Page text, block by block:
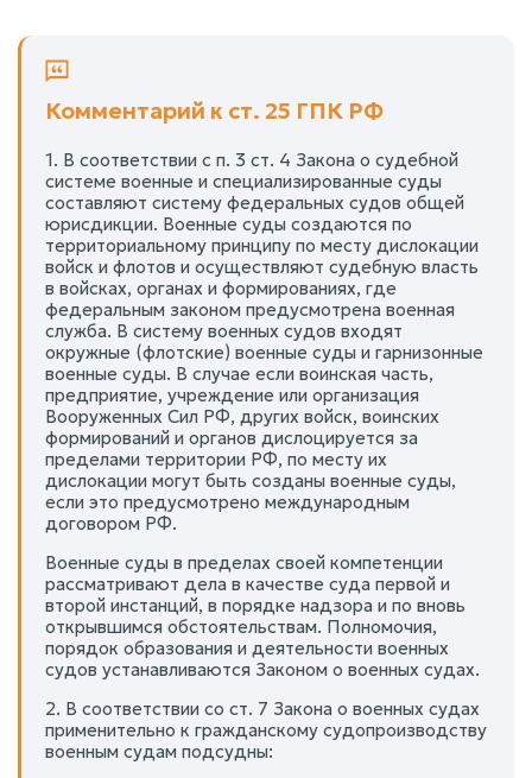
Комментарий к ст. 25 ГПК РФ
1. В соответствии с п. 3 ст. 4 Закона о судебной
системе военные и специализированные суды
составляют систему федеральных судов общей
юрисдикции. Военные суды создаются по
территориальному принципу по месту дислокации
войск и флотов и осуществляют судебную власть
в войсках, органах и формированиях, где
федеральным законом предусмотрена военная
служба. В систему военных судов входят
окружные (флотские) военные суды и гарнизонные
военные суды. В случае если воинская часть,
предприятие, учреждение или организация
Вооруженных Сил РФ, других войск, воинских
формирований и органов дислоцируется за
пределами территории РФ, по месту их
дислокации могут быть созданы военные суды,
если это предусмотрено международным
договором РФ.
Военные суды в пределах своей компетенции
рассматривают дела в качестве суда первой и
второй инстанций, в порядке надзора и по вновь
открывшимся обстоятельствам. Полномочия,
порядок образования и деятельности военных
судов устанавливаются Законом о военных судах.
2. В соответствии со ст. 7 Закона о военных судах
применительно к гражданскому судопроизводству
военным судам подсудны: